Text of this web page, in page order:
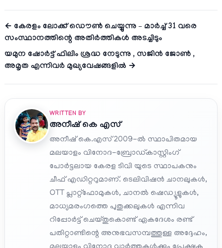
← കേരളം ലോക്ക് ഡൌണ്‍ ചെയ്യുന്നു – മാര്‍ച്ച് 31 വരെ
സംസ്ഥാനത്തിന്റെ അതിര്‍ത്തികള്‍ അടച്ചിടും
യമുന ഷോര്‍ട്ട് ഫിലിം ശ്രദ്ധ നേടുന്നു , സജിന്‍ ജോണ്‍ ,
അമൃത എന്നിവര്‍ മുഖ്യവേഷങ്ങളില്‍ →
WRITTEN BY
അനീഷ്‌ കെ എസ്
അനീഷ് കെ.എസ് 2009-ൽ സ്ഥാപിതമായ
മലയാളം വിനോദ-ബ്രോഡ്കാസ്റ്റിംഗ്
പോർട്ടലായ കേരള ടിവി യുടെ സ്ഥാപകനും
ചീഫ് എഡിറ്ററുമാണ്. ടെലിവിഷൻ ചാനലുകൾ,
OTT പ്ലാറ്റ്‌ഫോമുകൾ, ചാനൽ ഷെഡ്യൂളുകൾ,
മാധ്യമരംഗത്തെ പുതുക്കലുകൾ എന്നിവ
റിപ്പോർട്ട് ചെയ്തുകൊണ്ട് ഏകദേശം രണ്ട്
പതിറ്റാണ്ടിന്റെ അനുഭവസമ്പത്തുള്ള അദ്ദേഹം,